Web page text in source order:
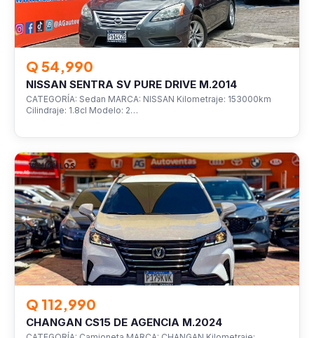
Q 54,990
NISSAN SENTRA SV PURE DRIVE M.2014
CATEGORÍA: Sedan MARCA: NISSAN Kilometraje: 153000km
Cilindraje: 1.8cl Modelo: 2…
VEHÍCULOS
Q 112,990
CHANGAN CS15 DE AGENCIA M.2024